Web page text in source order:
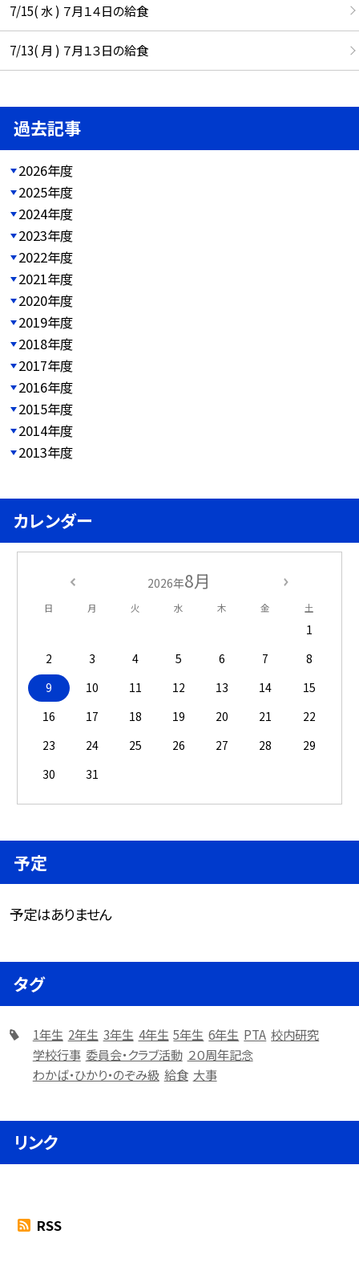
7/15( 水 ) ７月１４日の給食
7/13( 月 ) ７月１３日の給食
過去記事
2026年度
2025年度
2024年度
2023年度
2022年度
2021年度
2020年度
2019年度
2018年度
2017年度
2016年度
2015年度
2014年度
2013年度
カレンダー
2026年8月
日 月 火 水 木 金 土
1
2
3 4 5 6 7
8
9
10 11 12 13 14
15
16
17 18 19 20 21
22
23
24 25 26 27 28
29
30
31
予定
予定はありません
タグ
1年生 2年生 3年生 4年生 5年生 6年生 PTA 校内研究
学校行事 委員会・クラブ活動 ２０周年記念
わかば・ひかり・のぞみ級 給食 大事
リンク
RSS